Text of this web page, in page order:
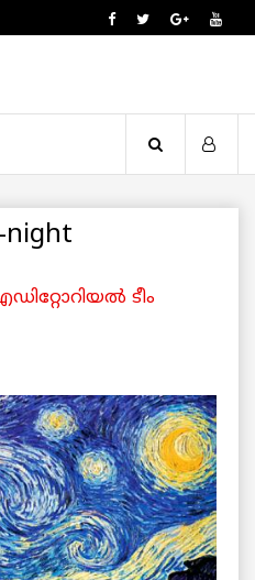
night
ടീം